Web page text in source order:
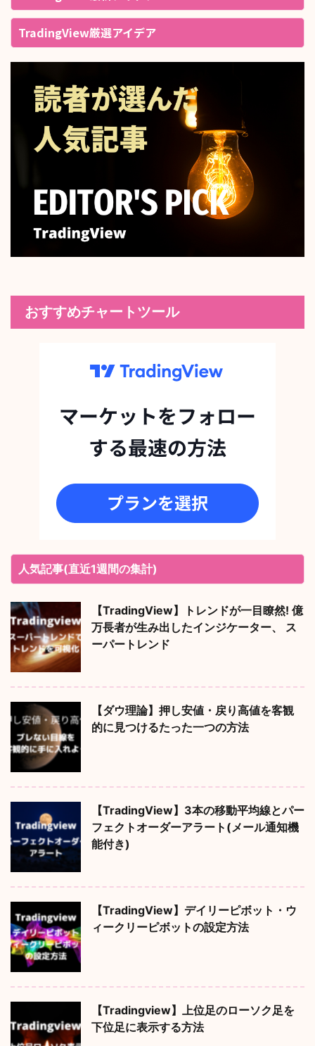
TradingView厳選アイデア
おすすめチャートツール
人気記事(直近1週間の集計)
【TradingView】トレンドが一目瞭然! 億
万長者が生み出したインジケーター、 ス
ーパートレンド
【ダウ理論】押し安値・戻り高値を客観
的に見つけるたった一つの方法
【TradingView】3本の移動平均線とパー
フェクトオーダーアラート(メール通知機
能付き)
【TradingView】デイリーピボット・ウ
ィークリーピボットの設定方法
【Tradingview】上位足のローソク足を
下位足に表示する方法